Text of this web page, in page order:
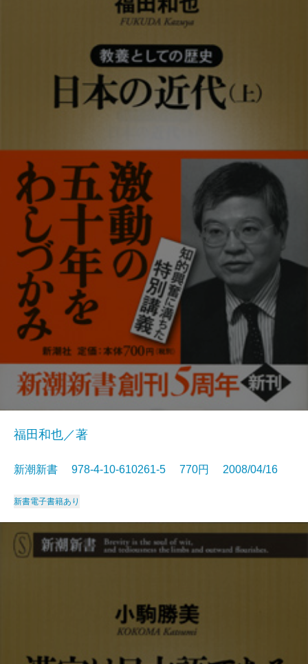
福田和也／著
新潮新書 978-4-10-610261-5 770円 2008/04/16
新書電子書籍あり